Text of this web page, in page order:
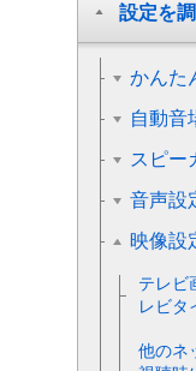
設定を
かんた
自動音
スピー
音声設
映像設
テレビ
レビタ
他のネ